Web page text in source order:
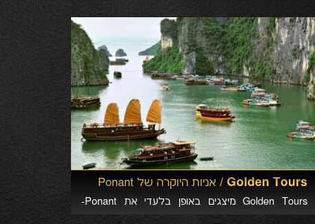
Golden Tours / אניות היוקרה של Ponant
Golden Tours מיצגים באופן בלעדי את Ponant-
הנחשבת לאחת מהחברות היוקרתיות ביותר בעולם